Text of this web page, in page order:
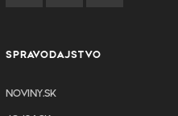
SPRAVODAJSTVO
NOVINY.SK